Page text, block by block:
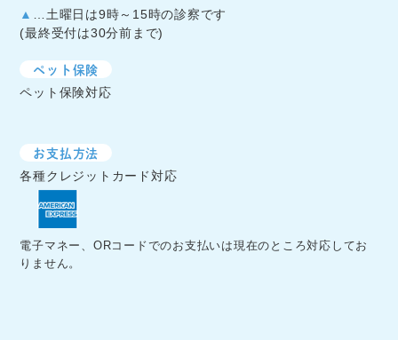
▲
…土曜日は9時～15時の診察です
(最終受付は30分前まで)
ペット保険
ペット保険対応
お支払方法
各種クレジットカード対応
電子マネー、ORコードでのお支払いは現在のところ対応してお
りません。